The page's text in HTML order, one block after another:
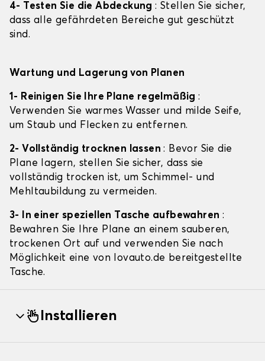
4- Testen Sie die Abdeckung: Stellen Sie sicher,
dass alle gefährdeten Bereiche gut geschützt
sind.
Wartung und Lagerung von Planen
1- Reinigen Sie Ihre Plane regelmäßig:
Verwenden Sie warmes Wasser und milde Seife,
um Staub und Flecken zu entfernen.
2- Vollständig trocknen lassen: Bevor Sie die
Plane lagern, stellen Sie sicher, dass sie
vollständig trocken ist, um Schimmel- und
Mehltaubildung zu vermeiden.
3- In einer speziellen Tasche aufbewahren :
Bewahren Sie Ihre Plane an einem sauberen,
trockenen Ort auf und verwenden Sie nach
Möglichkeit eine von lovauto.de bereitgestellte
Tasche.
Installieren